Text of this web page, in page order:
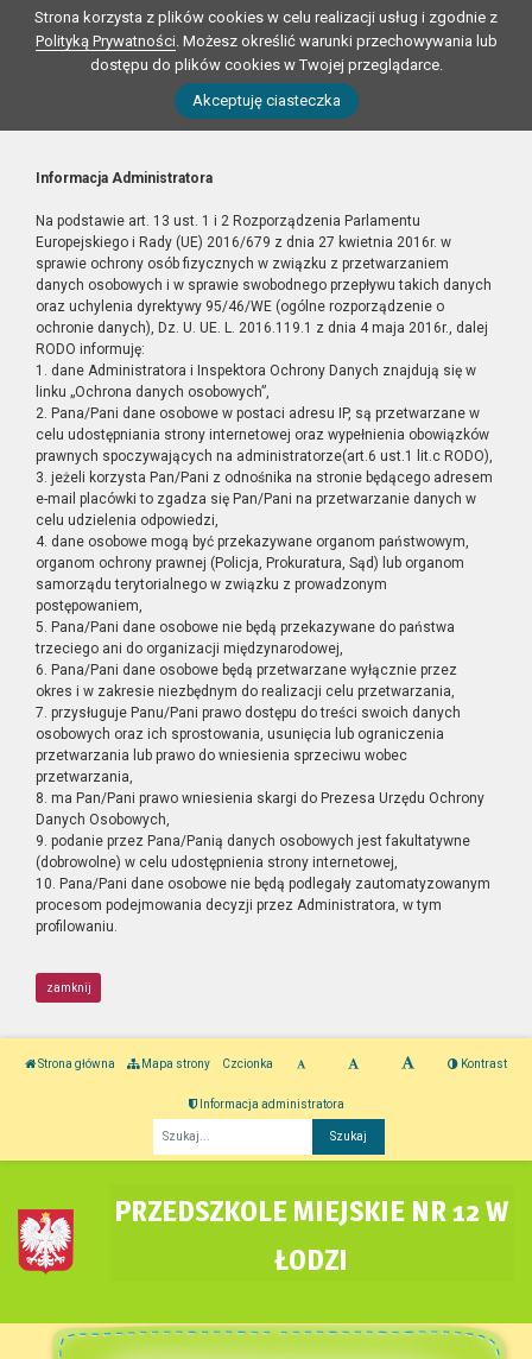
Strona korzysta z plików cookies w celu realizacji usług i zgodnie z
Polityką Prywatności. Możesz określić warunki przechowywania lub
dostępu do plików cookies w Twojej przeglądarce.
Akceptuję ciasteczka
Informacja Administratora
Na podstawie art. 13 ust. 1 i 2 Rozporządzenia Parlamentu
Europejskiego i Rady (UE) 2016/679 z dnia 27 kwietnia 2016r. w
sprawie ochrony osób fizycznych w związku z przetwarzaniem
danych osobowych i w sprawie swobodnego przepływu takich danych
oraz uchylenia dyrektywy 95/46/WE (ogólne rozporządzenie o
ochronie danych), Dz. U. UE. L. 2016.119.1 z dnia 4 maja 2016r., dalej
RODO informuję:
1. dane Administratora i Inspektora Ochrony Danych znajdują się w
linku „Ochrona danych osobowych”,
2. Pana/Pani dane osobowe w postaci adresu IP, są przetwarzane w
celu udostępniania strony internetowej oraz wypełnienia obowiązków
prawnych spoczywających na administratorze(art.6 ust.1 lit.c RODO),
3. jeżeli korzysta Pan/Pani z odnośnika na stronie będącego adresem
e-mail placówki to zgadza się Pan/Pani na przetwarzanie danych w
celu udzielenia odpowiedzi,
4. dane osobowe mogą być przekazywane organom państwowym,
organom ochrony prawnej (Policja, Prokuratura, Sąd) lub organom
samorządu terytorialnego w związku z prowadzonym
postępowaniem,
5. Pana/Pani dane osobowe nie będą przekazywane do państwa
trzeciego ani do organizacji międzynarodowej,
6. Pana/Pani dane osobowe będą przetwarzane wyłącznie przez
okres i w zakresie niezbędnym do realizacji celu przetwarzania,
7. przysługuje Panu/Pani prawo dostępu do treści swoich danych
osobowych oraz ich sprostowania, usunięcia lub ograniczenia
przetwarzania lub prawo do wniesienia sprzeciwu wobec
przetwarzania,
8. ma Pan/Pani prawo wniesienia skargi do Prezesa Urzędu Ochrony
Danych Osobowych,
9. podanie przez Pana/Panią danych osobowych jest fakultatywne
(dobrowolne) w celu udostępnienia strony internetowej,
10. Pana/Pani dane osobowe nie będą podlegały zautomatyzowanym
procesom podejmowania decyzji przez Administratora, w tym
profilowaniu.
zamknij
Strona główna Mapa strony Czcionka Kontrast
Informacja administratora
PRZEDSZKOLE MIEJSKIE NR 12 W
ŁODZI